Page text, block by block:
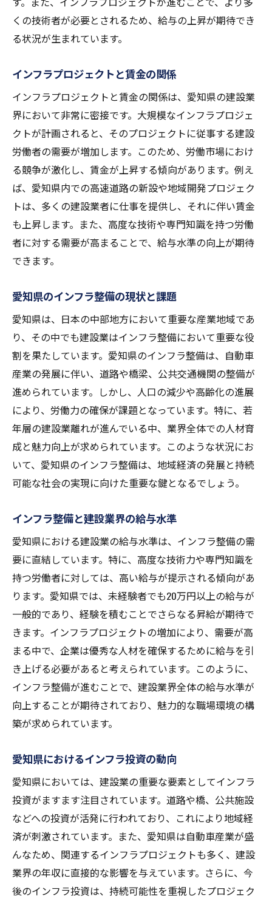
くの技術者が必要とされるため、給与の上昇が期待でき
る状況が生まれています。
インフラプロジェクトと賃金の関係
インフラプロジェクトと賃金の関係は、愛知県の建設業
界において非常に密接です。大規模なインフラプロジェ
クトが計画されると、そのプロジェクトに従事する建設
労働者の需要が増加します。このため、労働市場におけ
る競争が激化し、賃金が上昇する傾向があります。例え
ば、愛知県内での高速道路の新設や地域開発プロジェク
トは、多くの建設業者に仕事を提供し、それに伴い賃金
も上昇します。また、高度な技術や専門知識を持つ労働
者に対する需要が高まることで、給与水準の向上が期待
できます。
愛知県のインフラ整備の現状と課題
愛知県は、日本の中部地方において重要な産業地域であ
り、その中でも建設業はインフラ整備において重要な役
割を果たしています。愛知県のインフラ整備は、自動車
産業の発展に伴い、道路や橋梁、公共交通機関の整備が
進められています。しかし、人口の減少や高齢化の進展
により、労働力の確保が課題となっています。特に、若
年層の建設業離れが進んでいる中、業界全体での人材育
成と魅力向上が求められています。このような状況にお
いて、愛知県のインフラ整備は、地域経済の発展と持続
可能な社会の実現に向けた重要な鍵となるでしょう。
インフラ整備と建設業界の給与水準
愛知県における建設業の給与水準は、インフラ整備の需
要に直結しています。特に、高度な技術力や専門知識を
持つ労働者に対しては、高い給与が提示される傾向があ
ります。愛知県では、未経験者でも20万円以上の給与が
一般的であり、経験を積むことでさらなる昇給が期待で
きます。インフラプロジェクトの増加により、需要が高
まる中で、企業は優秀な人材を確保するために給与を引
き上げる必要があると考えられています。このように、
インフラ整備が進むことで、建設業界全体の給与水準が
向上することが期待されており、魅力的な職場環境の構
築が求められています。
愛知県におけるインフラ投資の動向
愛知県においては、建設業の重要な要素としてインフラ
投資がますます注目されています。道路や橋、公共施設
などへの投資が活発に行われており、これにより地域経
済が刺激されています。また、愛知県は自動車産業が盛
んなため、関連するインフラプロジェクトも多く、建設
業界の年収に直接的な影響を与えています。さらに、今
後のインフラ投資は、持続可能性を重視したプロジェク